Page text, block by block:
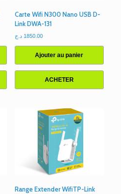
Carte Wifi N300 Nano USB D-
Link DWA-131
1850.00 د.ج
Ajouter au panier
ACHETER
Range Extender WifiTP-Link